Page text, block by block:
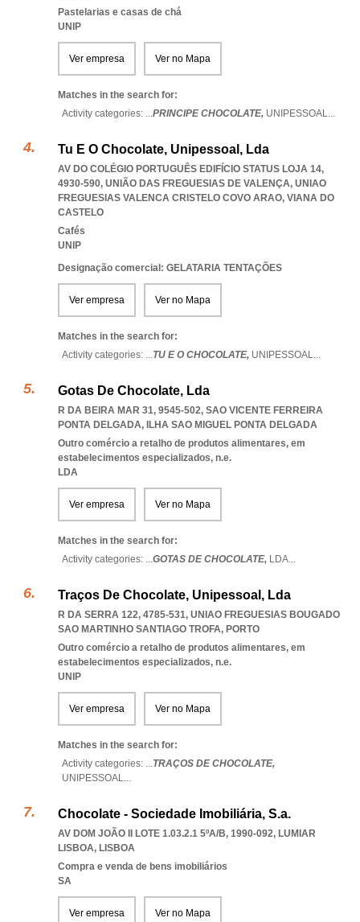
Pastelarias e casas de chá
UNIP
Ver empresa Ver no Mapa
Matches in the search for:
Activity categories: ...PRINCIPE CHOCOLATE, UNIPESSOAL...
Tu E O Chocolate, Unipessoal, Lda
AV DO COLÉGIO PORTUGUÊS EDIFÍCIO STATUS LOJA 14,
4930-590, UNIÃO DAS FREGUESIAS DE VALENÇA, UNIAO
FREGUESIAS VALENCA CRISTELO COVO ARAO, VIANA DO
CASTELO
Cafés
UNIP
Designação comercial: GELATARIA TENTAÇÕES
Ver empresa Ver no Mapa
Matches in the search for:
Activity categories: ...TU E O CHOCOLATE, UNIPESSOAL...
Gotas De Chocolate, Lda
R DA BEIRA MAR 31, 9545-502, SAO VICENTE FERREIRA
PONTA DELGADA, ILHA SAO MIGUEL PONTA DELGADA
Outro comércio a retalho de produtos alimentares, em
estabelecimentos especializados, n.e.
LDA
Ver empresa Ver no Mapa
Matches in the search for:
Activity categories: ...GOTAS DE CHOCOLATE, LDA...
Traços De Chocolate, Unipessoal, Lda
R DA SERRA 122, 4785-531, UNIAO FREGUESIAS BOUGADO
SAO MARTINHO SANTIAGO TROFA, PORTO
Outro comércio a retalho de produtos alimentares, em
estabelecimentos especializados, n.e.
UNIP
Ver empresa Ver no Mapa
Matches in the search for:
Activity categories: ...TRAÇOS DE CHOCOLATE,
UNIPESSOAL...
Chocolate - Sociedade Imobiliária, S.a.
AV DOM JOÃO II LOTE 1.03.2.1 5ºA/B, 1990-092, LUMIAR
LISBOA, LISBOA
Compra e venda de bens imobiliários
SA
Ver empresa Ver no Mapa